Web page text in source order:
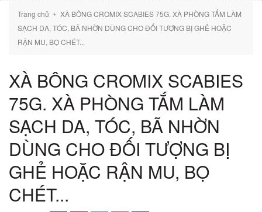
Trang chủ + XÀ BÔNG CROMIX SCABIES 75G. XÀ PHÒNG TẮM LÀM
SẠCH DA, TÓC, BÃ NHỜN DÙNG CHO ĐỐI TƯỢNG BỊ GHẺ HOẶC
RẬN MU, BỌ CHÉT...
XÀ BÔNG CROMIX SCABIES
75G. XÀ PHÒNG TẮM LÀM
SẠCH DA, TÓC, BÃ NHỜN
DÙNG CHO ĐỐI TƯỢNG BỊ
GHẺ HOẶC RẬN MU, BỌ
CHÉT...